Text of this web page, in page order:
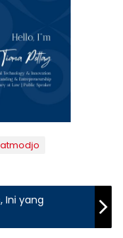
Ini yang